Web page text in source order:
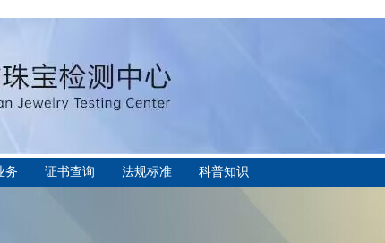
务 证书查询 法规标准 科普知识